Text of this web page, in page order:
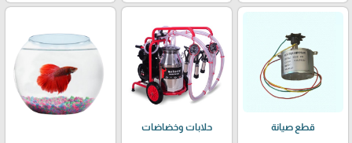
قطع صيانة حلابات وخضاضات